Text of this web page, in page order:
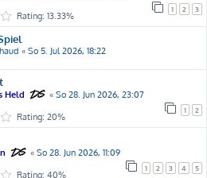
1 2 3
Rating: 13.33%
« So 5. Jul 2026, 18:22
Held « So 28. Jun 2026, 23:07
1 2
Rating: 20%
« So 28. Jun 2026, 11:09
1 2 3 4 5
Rating: 40%